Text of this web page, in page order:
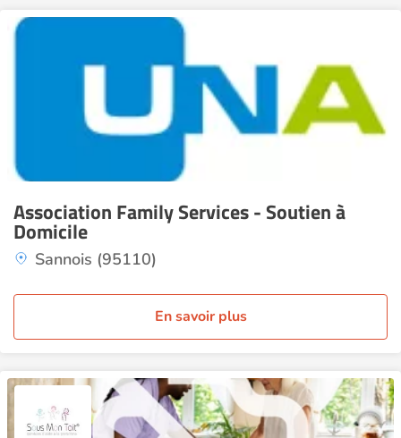
Association Family Services - Soutien à
Domicile
Sannois (95110)
En savoir plus